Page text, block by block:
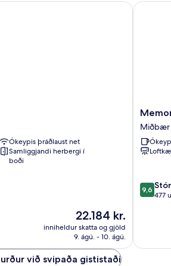
Ókeypis þráðlaust net
Samliggjandi herbergi í
boði
Verðið
er
22.184 kr.
22.184 kr.
inniheldur skatta og gjöld
9. ágú. - 10. ágú.
Lisboa
FLH
Hotels
Miðbær
Miðbær
9.6
af
9,6
477
við svipaða gististaði